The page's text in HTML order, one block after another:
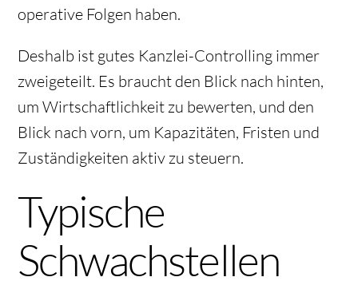
operative Folgen haben.
Deshalb ist gutes Kanzlei-Controlling immer
zweigeteilt. Es braucht den Blick nach hinten,
um Wirtschaftlichkeit zu bewerten, und den
Blick nach vorn, um Kapazitäten, Fristen und
Zuständigkeiten aktiv zu steuern.
Typische
Schwachstellen